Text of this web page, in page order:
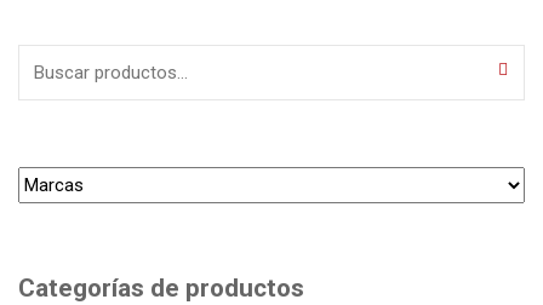
Categorías de productos